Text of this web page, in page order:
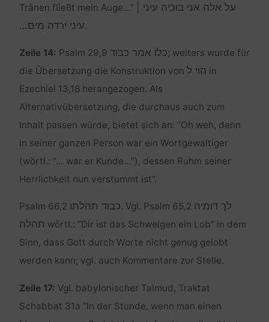
Tränen fließt mein Auge…”
על אלה אני בוכיה עיני |
עיני ירדה מים….
Zeile 14: Psalm 29,9 כלו אמר כבוד; weiters wurde für
die Übersetzung die Konstruktion von הוי ל‏ in
Ezechiel 13,18 herangezogen. Als
Alternativübersetzung, die durchaus auch zum
Inhalt passen würde, bietet sich an: “Oh weh, denn
in seiner ganzen Person war ein Wortgewaltiger
(wörtl.: “… war er Kunde…”), dessen Ruhm seiner
Herrlichkeit nun verstummt ist”.
Psalm 66,2 כבוד תהלתו‏. Vgl. Psalm 65,2 לך דומיה
תהלה‏ wörtl.: “Dir ist das Schweigen ein Lob” in dem
Sinn, dass Gott durch Worte nicht genug gelobt
werden kann; vgl. auch Kommentare zur Stelle.
Zeile 17: Vgl. babylonischer Talmud, Traktat
Schabbat 31a “In der Stunde, wenn man einen